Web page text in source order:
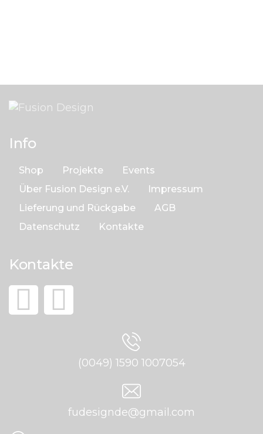
Info
Shop Projekte
Events
Über Fusion Design e.V.
Impressum
Lieferung und Rückgabe
AGB
Datenschutz
Kontakte
Kontakte
(0049) 1590 1007054
fudesignde@gmail.com